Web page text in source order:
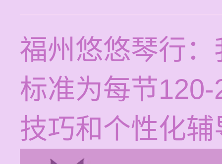
福州悠悠琴行
标准为每节
技巧和个性化辅